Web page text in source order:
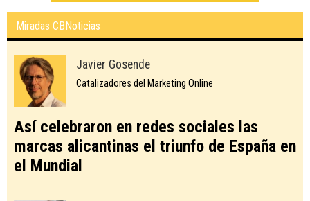
Miradas CBNoticias
Javier Gosende
Catalizadores del Marketing Online
Así celebraron en redes sociales las
marcas alicantinas el triunfo de España en
el Mundial